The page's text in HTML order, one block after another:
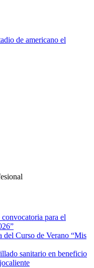
de americano el
para el
del Curso de Verano “Mis
sanitario en beneficio